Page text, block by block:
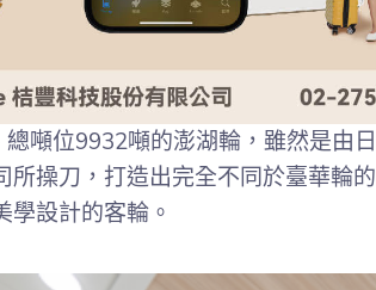
噸位9932噸的澎湖輪，雖然是由
所操刀，打造出完全不同於臺華輪
學設計的客輪。